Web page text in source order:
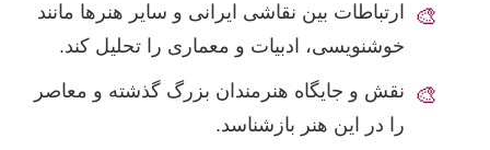
🎨
ارتباطات بین نقاشی ایرانی و سایر هنرها مانند
خوشنویسی، ادبیات و معماری را تحلیل کند.
🎨 نقش و جایگاه هنرمندان بزرگ گذشته و معاصر
را در این هنر بازشناسد.